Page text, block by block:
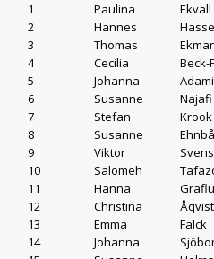
1
Paulina Ekvall
2
Hannes
3
Thomas
4
Cecilia Beck-
5
Johanna Adami
6
Susanne Najafi
7
Stefan Krook
8
Susanne
9
Viktor
10
Salomeh
11
Hanna
12
Christina Åqvist
13
Emma Falck
14
Johanna